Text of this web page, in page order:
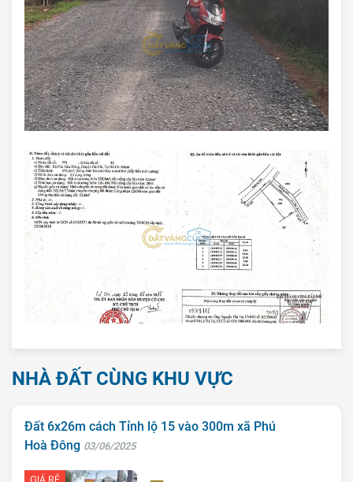
NHÀ ĐẤT CÙNG KHU VỰC
Đất 6x26m cách Tỉnh lộ 15 vào 300m xã Phú
Hoà Đông 03/06/2025
GIÁ RẺ